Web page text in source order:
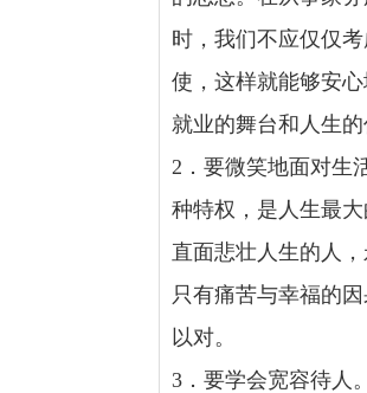
时，我们不应仅仅
使，这样就能够安
就业的舞台和人生
2．要微笑地面对生
种特权，是人生最
直面悲壮人生的人
只有痛苦与幸福的
以对。
3．要学会宽容待人